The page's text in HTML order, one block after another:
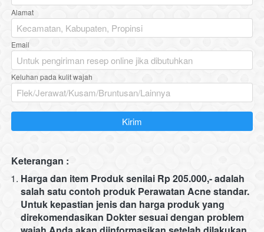
Alamat
Email
Keluhan pada kulit wajah
`Kirim
Keterangan :
Harga dan item Produk senilai Rp 205.000,- adalah
salah satu contoh produk Perawatan Acne standar.
Untuk kepastian jenis dan harga produk yang
direkomendasikan Dokter sesuai dengan problem